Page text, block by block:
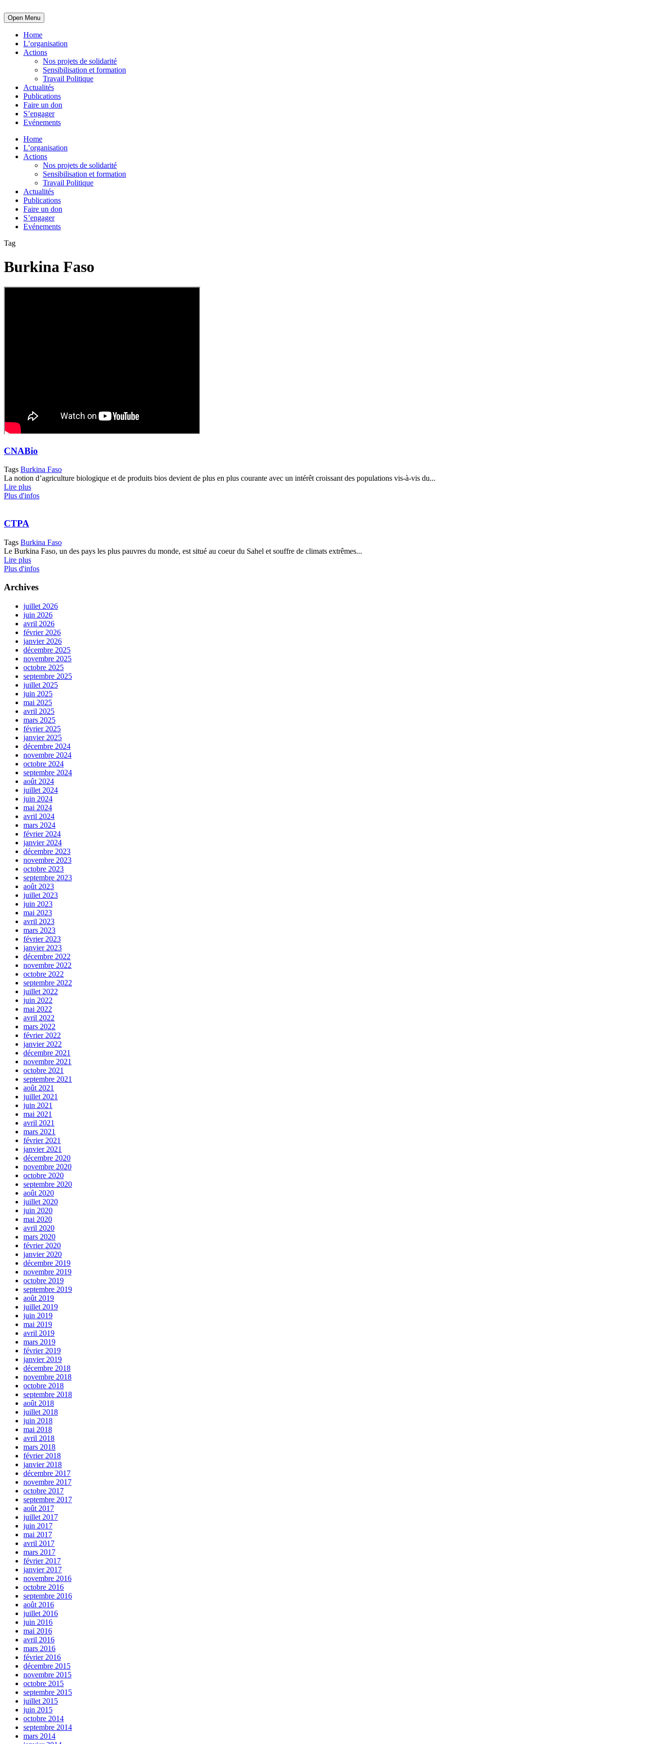
Open Menu
Home
L’organisation
Actions
Nos projets de solidarité
Sensibilisation et formation
Travail Politique
Actualités
Publications
Faire un don
S’engager
Evénements
Home
L’organisation
Actions
Nos projets de solidarité
Sensibilisation et formation
Travail Politique
Actualités
Publications
Faire un don
S’engager
Evénements
Tag
Burkina Faso
CNABio
Tags Burkina Faso
La notion d’agriculture biologique et de produits bios devient de plus en plus courante avec un intérêt croissant des populations vis-à-vis du...
Lire plus
Plus d'infos
CTPA
Tags Burkina Faso
Le Burkina Faso, un des pays les plus pauvres du monde, est situé au coeur du Sahel et souffre de climats extrêmes...
Lire plus
Plus d'infos
Archives
juillet 2026
juin 2026
avril 2026
février 2026
janvier 2026
décembre 2025
novembre 2025
octobre 2025
septembre 2025
juillet 2025
juin 2025
mai 2025
avril 2025
mars 2025
février 2025
janvier 2025
décembre 2024
novembre 2024
octobre 2024
septembre 2024
août 2024
juillet 2024
juin 2024
mai 2024
avril 2024
mars 2024
février 2024
janvier 2024
décembre 2023
novembre 2023
octobre 2023
septembre 2023
août 2023
juillet 2023
juin 2023
mai 2023
avril 2023
mars 2023
février 2023
janvier 2023
décembre 2022
novembre 2022
octobre 2022
septembre 2022
juillet 2022
juin 2022
mai 2022
avril 2022
mars 2022
février 2022
janvier 2022
décembre 2021
novembre 2021
octobre 2021
septembre 2021
août 2021
juillet 2021
juin 2021
mai 2021
avril 2021
mars 2021
février 2021
janvier 2021
décembre 2020
novembre 2020
octobre 2020
septembre 2020
août 2020
juillet 2020
juin 2020
mai 2020
avril 2020
mars 2020
février 2020
janvier 2020
décembre 2019
novembre 2019
octobre 2019
septembre 2019
août 2019
juillet 2019
juin 2019
mai 2019
avril 2019
mars 2019
février 2019
janvier 2019
décembre 2018
novembre 2018
octobre 2018
septembre 2018
août 2018
juillet 2018
juin 2018
mai 2018
avril 2018
mars 2018
février 2018
janvier 2018
décembre 2017
novembre 2017
octobre 2017
septembre 2017
août 2017
juillet 2017
juin 2017
mai 2017
avril 2017
mars 2017
février 2017
janvier 2017
novembre 2016
octobre 2016
septembre 2016
août 2016
juillet 2016
juin 2016
mai 2016
avril 2016
mars 2016
février 2016
décembre 2015
novembre 2015
octobre 2015
septembre 2015
juillet 2015
juin 2015
octobre 2014
septembre 2014
mars 2014